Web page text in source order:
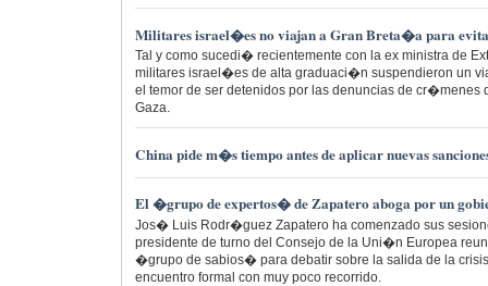
Militares israel�es no viajan a Gran Breta�a para
Tal y como sucedi� recientemente con la ex ministra de
militares israel�es de alta graduaci�n suspendieron un
el temor de ser detenidos por las denuncias de cr�menes
Gaza.
China pide m�s tiempo antes de aplicar nuevas
El �grupo de expertos� de Zapatero aboga por un
Jos� Luis Rodr�guez Zapatero ha comenzado sus
presidente de turno del Consejo de la Uni�n Europea
�grupo de sabios� para debatir sobre la salida de la
encuentro formal con muy poco recorrido.